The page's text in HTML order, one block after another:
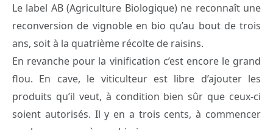
Le label AB (Agriculture Biologique) ne reconnaît une
reconversion de vignoble en bio qu’au bout de trois
ans, soit à la quatrième récolte de raisins.
En revanche pour la vinification c’est encore le grand
flou. En cave, le viticulteur est libre d’ajouter les
produits qu’il veut, à condition bien sûr que ceux-ci
soient autorisés. Il y en a trois cents, à commencer